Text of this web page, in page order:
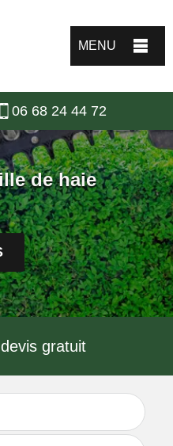
MENU
06 68 24 44 72
de haie
gratuit